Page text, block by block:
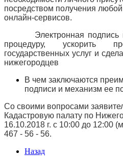
посредством получения
онлайн-сервисов.
Электронная подпись
процедуру, ускорить
государственных услуг и
нижегородцев
В чем заключаются
подписи и механизм ее
Со своими вопросами
Кадастровую палату по
16.10.2018 г. с 10:00 до 12:00
467 - 56 - 56.
Назад